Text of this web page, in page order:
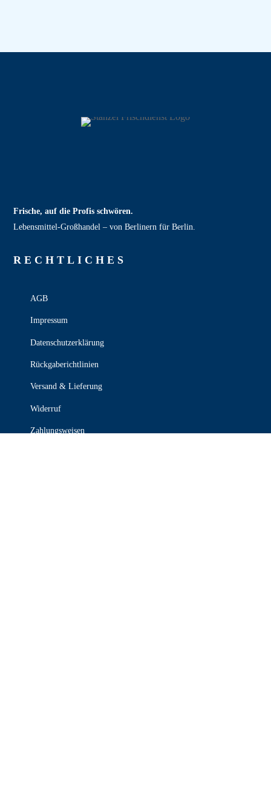
Frische, auf die Profis schwören.
Lebensmittel‑Großhandel – von Berlinern für Berlin.
RECHT­LICHES
AGB
Impressum
Datenschutzerklärung
Rückgaberichtlinien
Versand & Lieferung
Widerruf
Zahlungsweisen